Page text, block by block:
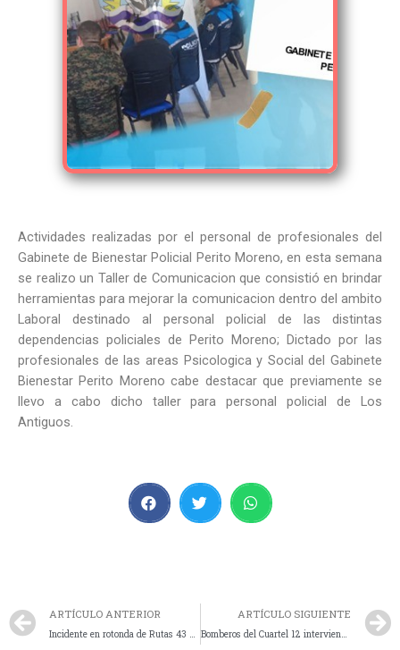
Actividades realizadas por el personal de profesionales del
Gabinete de Bienestar Policial Perito Moreno, en esta semana
se realizo un Taller de Comunicacion que consistió en brindar
herramientas para mejorar la comunicacion dentro del ambito
Laboral destinado al personal policial de las distintas
dependencias policiales de Perito Moreno; Dictado por las
profesionales de las areas Psicologica y Social del Gabinete
Bienestar Perito Moreno cabe destacar que previamente se
llevo a cabo dicho taller para personal policial de Los
Antiguos.
ARTÍCULO ANTERIOR ARTÍCULO SIGUIENTE